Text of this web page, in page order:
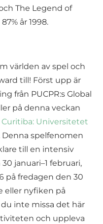
The Legend of
år 1998.
världen av spel och
till! Först upp är
från PUCPR:s Global
på denna veckan
Curitiba: Universitetet
Denna spelfenomen
till en intensiv
januari–1 februari,
på fredagen den 30
eller nyfiken på
inte missa det här
och uppleva